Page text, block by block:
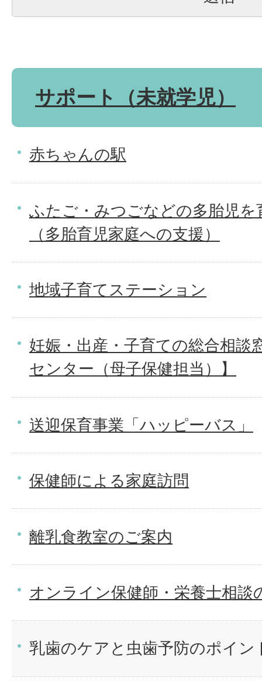
サポート（未就学児）
赤ちゃんの駅
ふたご・みつごなどの多胎児
（多胎育児家庭への支援）
地域子育てステーション
妊娠・出産・子育ての総合相談
センター（母子保健担当）】
送迎保育事業「ハッピーバス」
保健師による家庭訪問
離乳食教室のご案内
オンライン保健師・栄養士相談
乳歯のケアと虫歯予防のポイン